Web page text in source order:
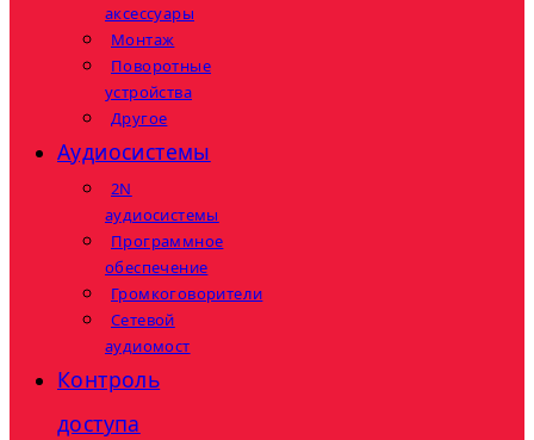
аксессуары
Монтаж
Поворотные
устройства
Другое
Аудиосистемы
2N
аудиосистемы
Программное
обеспечение
Громкоговорители
Сетевой
аудиомост
Контроль
доступа